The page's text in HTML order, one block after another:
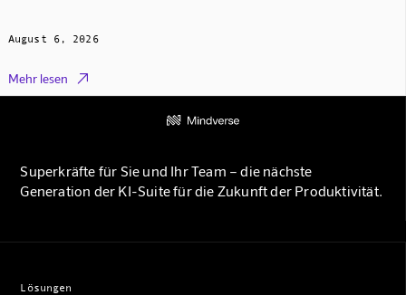
August 6, 2026
Mehr lesen 
Superkräfte für Sie und Ihr Team – die nächste
Generation der KI-Suite für die Zukunft der Produktivität.
Lösungen